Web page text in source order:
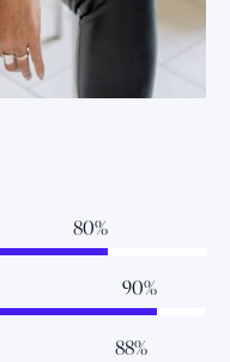
80%
90%
88%